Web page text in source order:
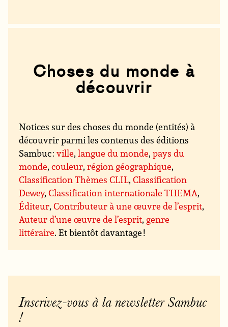
Choses du monde à
découvrir
Notices sur des choses du monde (entités) à
découvrir parmi les contenus des éditions
Sambuc :ville,langue du monde,pays du
monde,couleur,région géographique,
Classification Thèmes CLIL,Classification
Dewey,Classification internationale THEMA,
Éditeur,Contributeur à une œuvre de l’esprit,
Auteur d’une œuvre de l’esprit, genre
littéraire. Et bientôt davantage !
Inscrivez-vous à la newsletter Sambuc
!